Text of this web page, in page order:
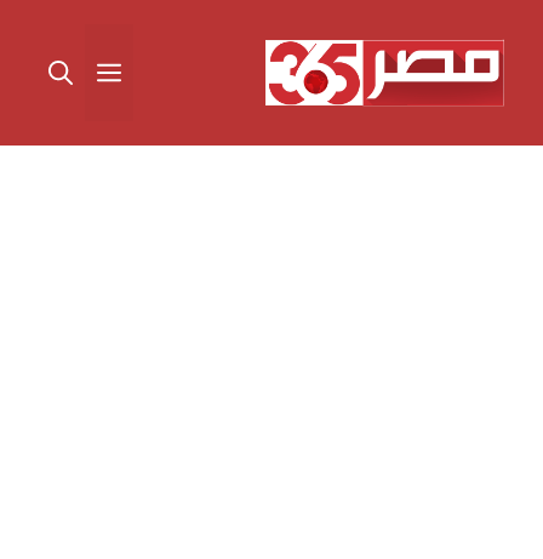
المحتوى القائمة